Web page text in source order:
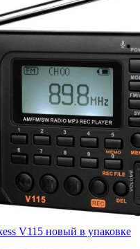
V115 новый в упаковке